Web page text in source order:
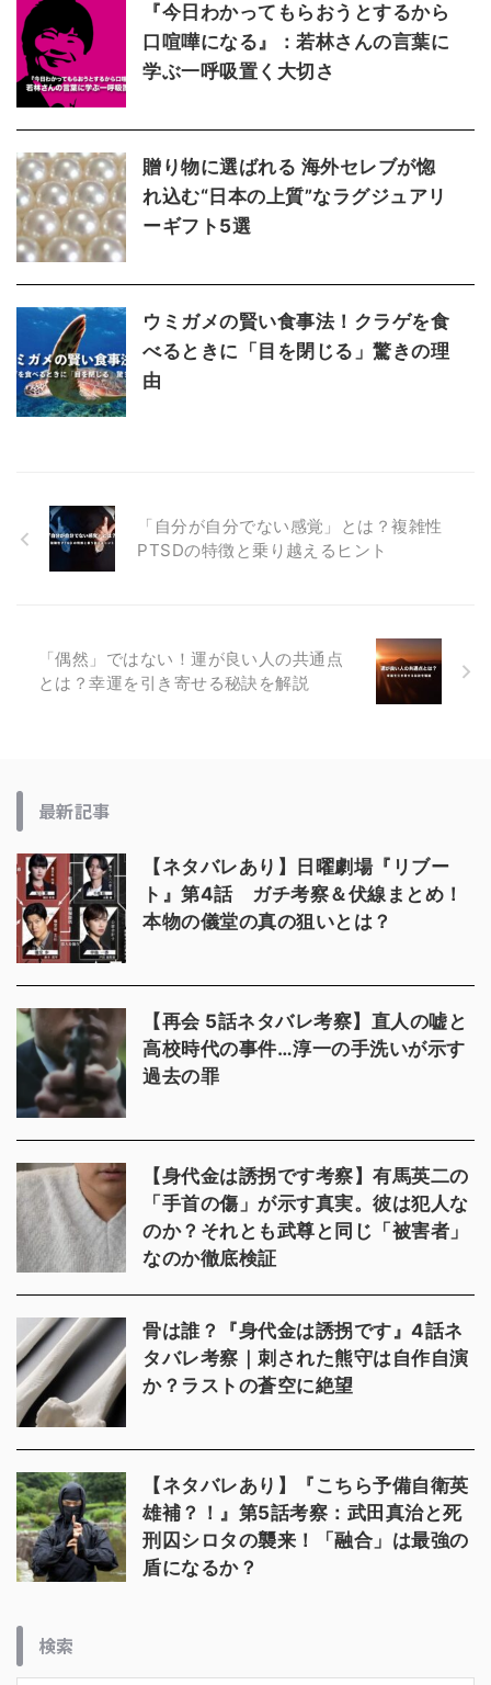
『今日わかってもらおうとするから
口喧嘩になる』：若林さんの言葉に
学ぶ一呼吸置く大切さ
贈り物に選ばれる 海外セレブが惚
れ込む“日本の上質”なラグジュアリ
ーギフト5選
ウミガメの賢い食事法！クラゲを食
べるときに「目を閉じる」驚きの理
由
「自分が自分でない感覚」とは？複雑性
PTSDの特徴と乗り越えるヒント
「偶然」ではない！運が良い人の共通点
とは？幸運を引き寄せる秘訣を解説
最新記事
【ネタバレあり】日曜劇場『リブー
ト』第4話 ガチ考察＆伏線まとめ！
本物の儀堂の真の狙いとは？
【再会 5話ネタバレ考察】直人の嘘と
高校時代の事件…淳一の手洗いが示す
過去の罪
【身代金は誘拐です考察】有馬英二の
「手首の傷」が示す真実。彼は犯人な
のか？それとも武尊と同じ「被害者」
なのか徹底検証
骨は誰？『身代金は誘拐です』4話ネ
タバレ考察｜刺された熊守は自作自演
か？ラストの蒼空に絶望
【ネタバレあり】『こちら予備自衛英
雄補？！』第5話考察：武田真治と死
刑囚シロタの襲来！「融合」は最強の
盾になるか？
検索